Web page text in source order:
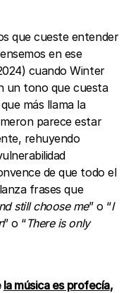
que cueste entender
en ese
cuando Winter
un tono que cuesta
más llama la
parece estar
rehuyendo
de que todo el
frases que
still choose me” o “I
” o “There is only
la música es profecía,